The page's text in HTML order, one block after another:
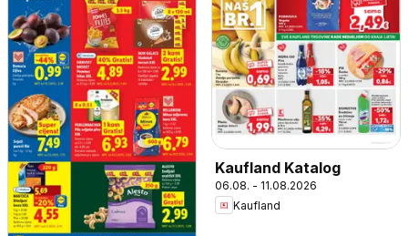
Kaufland Katalog
06.08. - 11.08.2026
Kaufland